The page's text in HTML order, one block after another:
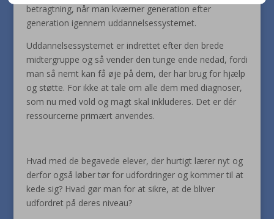
betragtning, når man kværner generation efter
generation igennem uddannelsessystemet.
Uddannelsessystemet er indrettet efter den brede
midtergruppe og så vender den tunge ende nedad, fordi
man så nemt kan få øje på dem, der har brug for hjælp
og støtte. For ikke at tale om alle dem med diagnoser,
som nu med vold og magt skal inkluderes. Det er dér
ressourcerne primært anvendes.
Hvad med de begavede elever, der hurtigt lærer nyt og
derfor også løber tør for udfordringer og kommer til at
kede sig? Hvad gør man for at sikre, at de bliver
udfordret på deres niveau?